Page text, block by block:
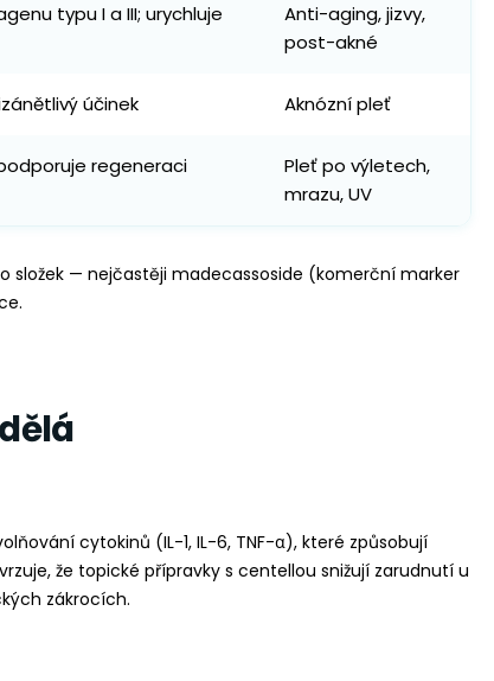
typu I a III; urychluje
Anti-aging, jizvy,
post-akné
účinek Aknózní pleť
regeneraci
Pleť po výletech,
mrazu, UV
složek — nejčastěji madecassoside (komerční marker
cytokinů (IL-1, IL-6, TNF-α), které způsobují
že topické přípravky s centellou snižují zarudnutí u
zákrocích.